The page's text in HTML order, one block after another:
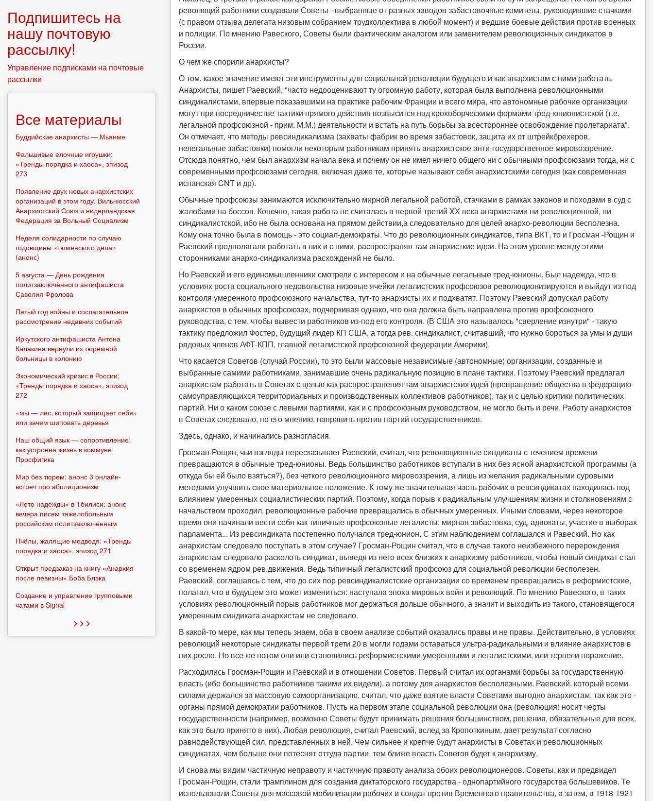
революций работники создавали Советы - выбранные от разных заводов забастовочные комитеты, руководившие стачками
(с правом отзыва делегата низовым собранием трудколлектива в любой момент) и ведшие боевые действия против военных
и полиции. По мнению Равеского, Советы были фактическим аналогом или заменителем революционных синдикатов в
России.
О чем же спорили анархисты?
О том, какое значение имеют эти инструменты для социальной революции будущего и как анархистам с ними работать.
Анархисты, пишет Раевский, "часто недооценивают ту огромную работу, которая была выполнена революционными
синдикалистами, впервые показавшими на практике рабочим Франции и всего мира, что автономные рабочие организации
могут при посредничестве тактики прямого действия возвысится над крохоборческими формами тред-юнионистской (т.е.
легальной профсоюзной - прим. М.М.) деятельности и встать на путь борьбы за всестороннее освобождение пролетариата".
Он отмечает, что методы ревсиндикализма (захваты фабрик во время забастовок, защита их от штрейкбрехеров,
нелегальные забастовки) помогли некоторым работникам принять анархистское анти-государственное мировоззрение.
Отсюда понятно, чем был анархизм начала века и почему он не имел ничего общего ни с обычными профсоюзами тогда, ни с
современными профсоюзами сегодня, включая даже те, которые называют себя анархистскими сегодня (как современная
испанская CNT и др).
Обычные профсоюзы занимаются исключительно мирной легальной работой, стачками в рамках законов и походами в суд с
жалобами на боссов. Конечно, такая работа не считалась в первой третий XX века анархистами ни революционной, ни
синдикалистской, ибо не была основана на прямом действии,а следовательно для целей анархо-революции бесполезна.
Кому она точно была в помощь - это социал-демократы. Что до революционных синдикатов, типа ВКТ, то и Гросман -Рощин и
Раевский предполагали работать в них и с ними, распространяя там анархисткие идеи. На этом уровне между этими
сторонниками анархо-синдикализма расхождений не было.
Но Раевский и его единомышленники смотрели с интересом и на обычные легальные тред-юнионы. Был надежда, что в
условиях роста социального недовольства низовые ячейки легалистских профсоюзов революционизируются и выйдут из под
контроля умеренного профсоюзного начальства, тут-то анархисты их и подхватят. Поэтому Раевский допускал работу
анархистов в обычных профсоюзах, подчеркивая однако, что она должна быть направлена против профсоюзного
руководства, с тем, чтобы вывести работников из-под его контроля. (В США это называлось "сверление изнутри" - такую
тактику предложил Фостер, будущий лидер КП США, а тогда рев. синдикалист, считавший, что нужно бороться за умы и души
рядовых членов АФТ-КПП, главной легалистской профсоюзной федерации Америки).
Что касается Советов (случай России), то это были массовые независимые (автономные) организации, созданные и
выбранные самими работниками, занимавшие очень радикальную позицию в плане тактики. Поэтому Раевский предлагал
анархистам работать в Советах с целью как распространения там анархистских идей (превращение общества в федерацию
самоуправляющихся территориальных и производственных коллективов работников), так и с целью критики политических
партий. Ни о каком союзе с левыми партиями, как и с профсоюзным руководством, не могло быть и речи. Работу анархистов
в Советах следовало, по его мнению, направить против партий государственников.
Здесь, однако, и начинались разногласия.
Гросман-Рощин, чьи взгляды пересказывает Раевский, считал, что революционные синдикаты с течением времени
превращаются в обычные тред-юнионы. Ведь большинство работников вступали в них без ясной анархистской программы (а
откуда бы ей было взяться?), без четкого революционного мировоззрения, а лишь из желания радикальными суровыми
методами улучшить свое материальное положение. К тому же значительная часть рабочих в ревсиндикатах находилась под
влиянием умеренных социалистических партий. Поэтому, когда порыв к радикальным улучшениям жизни и столкновениям с
начальством проходил, революционные рабочие превращались в обычных умеренных. Иными словами, через некоторое
время они начинали вести себя как типичные профсоюзные легалисты: мирная забастовка, суд, адвокаты, участие в выборах
парламента... Из ревсиндиката постепенно получался тред-юнион. С этим наблюдением соглашался и Равеский. Но как
анархистам следовало поступать в этом случае? Гросман-Рощин считал, что в случае такого неизбежного перерождения
анархистам следовало расколоть синдикат, выведя из него всех близких к анархизму работников, чтобы новый синдикат стал
со временем ядром рев.движения. Ведь типичный легалистский профсоюз для социальной революции бесполезен.
Раевский, соглашаясь с тем, что до сих пор ревсиндикалистские организации со временем превращались в реформистские,
полагал, что в будущем это может измениться: наступала эпоха мировых войн и революций. По мнению Равеского, в таких
условиях революционный порыв работников мог держаться дольше обычного, а значит и выходить из такого, становящегося
умеренным синдиката анархистам не следовало.
В какой-то мере, как мы теперь знаем, оба в своем анализе событий оказались правы и не правы. Действительно, в условиях
революций некоторые синдикаты первой трети 20 в могли годами оставаться ультра-радикальными и влияние анархистов в
них росло. Но все же потом они или становились реформистскими умеренными и легалистскими, или терпели поражение.
Расходились Гросман-Рощин и Раевский и в отношении Советов. Первый считал их органами борьбы за государственную
власть (ибо большинство работников такими их видели), а потому для анархистов бесполезными. Раевский, который всеми
силами держался за массовую самоорганизацию, считал, что даже взятие власти Советами выгодно анархистам, так как это -
органы прямой демократии работников. Пусть на первом этапе социальной революции она (революция) носит черты
государственности (например, возможно Советы будут принимать решения большинством, решения, обязательные для всех,
как это было принято в них). Любая революция, считал Раевский, вслед за Кропоткиным, дает результат согласно
равнодействующей сил, представленных в ней. Чем сильнее и крепче будут анархисты в Советах и революционных
синдикатах, чем больше они потеснят оттуда партии, тем ближе власть Советов будет к анархизму.
И снова мы видим частичную неправоту и частичную правоту анализа обоих революционеров. Советы, как и предвидел
Гросман-Рощин, стали трамплином для создания диктаторского государства - однопартийного государства большевиков. Те
использовали Советы для массовой мобилизации рабочих и солдат против Временного правительства, а затем, в 1918-1921
Подпишитесь на
нашу почтовую
рассылку!
Управление подписками на почтовые
рассылки
Все материалы
Буддийские анархисты — Мьянме
Фальшивые елочные игрушки:
«Тренды порядка и хаоса», эпизод
273
Появление двух новых анархистских
организаций в этом году: Вильнюсский
Анархистский Союз и нидерландская
Федерация за Вольный Социализм
Неделя солидарности по случаю
годовщины «тюменского дела»
(анонс)
5 августа — День рождения
политзаключённого антифашиста
Савелия Фролова
Пятый год войны и сослагательное
рассмотрение недавних событий
Иркутского антифашиста Антона
Калакина вернули из тюремной
больницы в колонию
Экономический кризис в России:
«Тренды порядка и хаоса», эпизод
272
«мы — лес, который защищает себя»
или зачем шиповать деревья
Наш общий язык — сопротивление:
как устроена жизнь в коммуне
Просфигика
Мир без тюрем: анонс 3 онлайн-
встреч про аболиционизм
«Лето надежды» в Тбилиси: анонс
вечера писем тяжелобольным
российским политзаключённым
Пчёлы, жалящие медведя: «Тренды
порядка и хаоса», эпизод 271
Открыт предзаказ на книгу «Анархия
после левизны» Боба Блэка
Создание и управление групповыми
чатами в Signal
> > >